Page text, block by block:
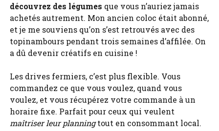
découvrez des légumes que vous n’auriez jamais
achetés autrement. Mon ancien coloc était abonné,
et je me souviens qu’on s’est retrouvés avec des
topinambours pendant trois semaines d’affilée. On
a dû devenir créatifs en cuisine !
Les drives fermiers, c’est plus flexible. Vous
commandez ce que vous voulez, quand vous
voulez, et vous récupérez votre commande à un
horaire fixe. Parfait pour ceux qui veulent
maîtriser leur planningtout en consommant local.